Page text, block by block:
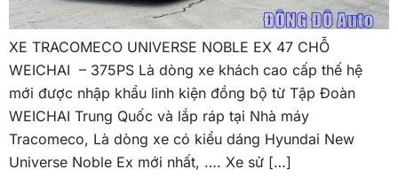
XE TRACOMECO UNIVERSE NOBLE EX 47 CHỖ
WEICHAI – 375PS Là dòng xe khách cao cấp thế hệ
mới được nhập khẩu linh kiện đồng bộ từ Tập Đoàn
WEICHAI Trung Quốc và lắp ráp tại Nhà máy
Tracomeco, Là dòng xe có kiểu dáng Hyundai New
Universe Noble Ex mới nhất, …. Xe sử […]